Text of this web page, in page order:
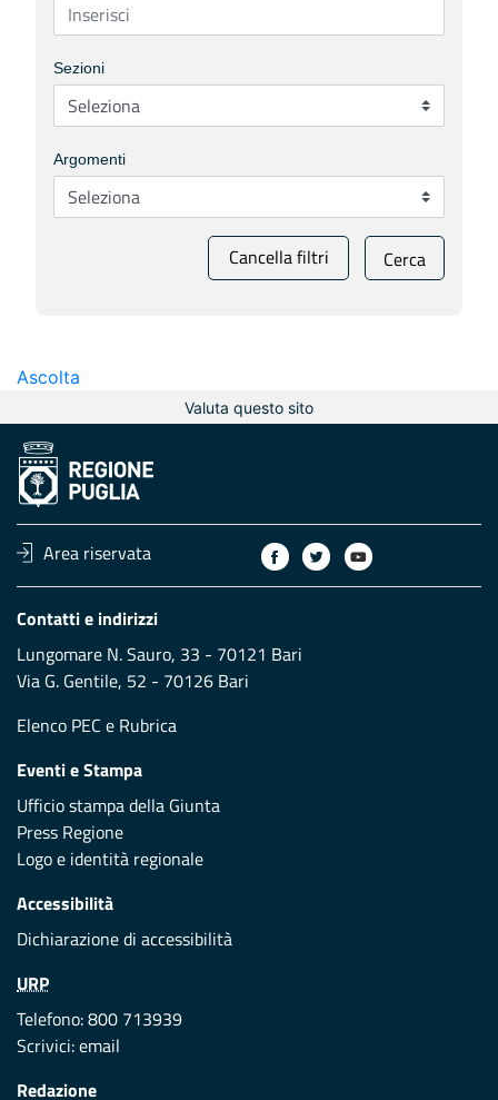
Sezioni
Argomenti
Cancella filtri Cerca
Ascolta
Valuta questo sito
Area riservata
Contatti e indirizzi
Lungomare N. Sauro, 33 - 70121 Bari
Via G. Gentile, 52 - 70126 Bari
Elenco PEC e Rubrica
Eventi e Stampa
Ufficio stampa della Giunta
Press Regione
Logo e identità regionale
Accessibilità
Dichiarazione di accessibilità
URP
Telefono: 800 713939
Scrivici:email
Redazione